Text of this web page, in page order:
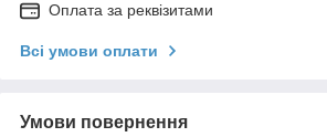
Оплата за реквізитами
Всі умови оплати
Умови повернення